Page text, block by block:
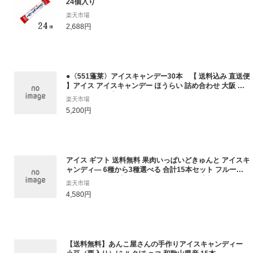
24個入り
楽天市場
2,688円
●〈551蓬莱〉アイスキャンデー30本 【 送料込み 直送便
】アイス アイスキャンデー ほうらい 詰め合わせ 大阪 大
阪名物 お取り寄せ
楽天市場
5,200円
アイス ギフト 送料無料 果肉いっぱいどきゅんと アイスキ
ャンディ— 6種から3種選べる 合計15本セット フルーツ
アイスクリーム 詰め合わせ 福袋 かわいい 内祝い お取り
寄せ スイーツ
楽天市場
4,580円
【送料無料】あんこ屋さんの手作りアイスキャンディー